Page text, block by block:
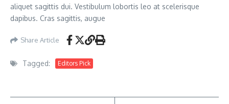
aliquet sagittis dui. Vestibulum lobortis leo at scelerisque
dapibus. Cras sagittis, augue
Share Article
Tagged: Editors Pick